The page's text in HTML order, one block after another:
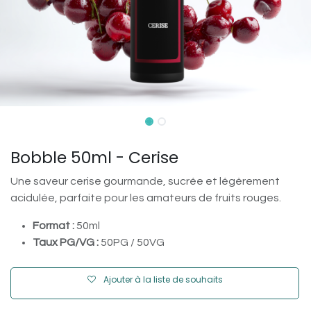
Bobble 50ml - Cerise
Une saveur cerise gourmande, sucrée et légèrement
acidulée, parfaite pour les amateurs de fruits rouges.
Format :50ml
Taux PG/VG :50PG / 50VG
Ajouter à la liste de souhaits